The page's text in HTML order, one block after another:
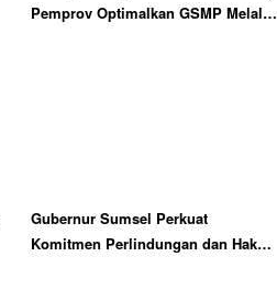
Pemprov Optimalkan GSMP Melalui
Gubernur Sumsel Perkuat
Komitmen Perlindungan dan Hak